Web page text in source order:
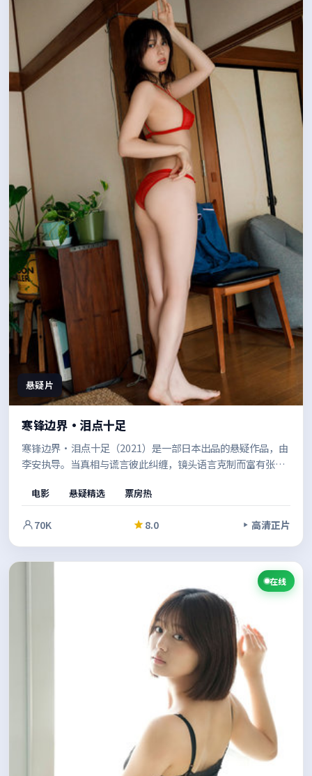
悬疑片
寒锋边界·泪点十足
寒锋边界·泪点十足（2021）是一部日本出品的悬疑作品，由
李安执导。当真相与谎言彼此纠缠，镜头语言克制而富有张
完。
电影 悬疑精选 票房热
70K 8.0 高清正片
在线